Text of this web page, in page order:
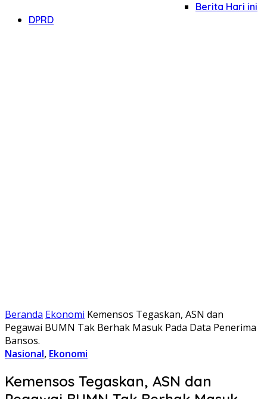
Berita Hari ini
DPRD
Beranda Ekonomi Kemensos Tegaskan, ASN dan
Pegawai BUMN Tak Berhak Masuk Pada Data Penerima
Bansos.
Nasional, Ekonomi
Kemensos Tegaskan, ASN dan